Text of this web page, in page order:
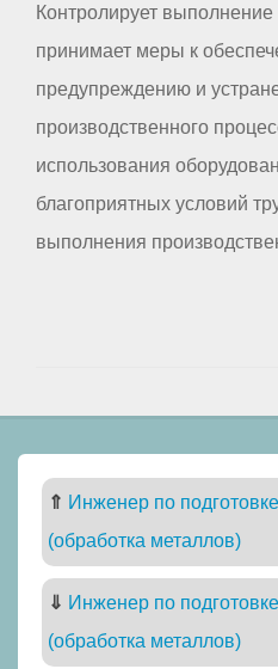
Контролирует
принимает меры к
предупреждению и
производственного
использования
благоприятных условий
выполнения
⇑ Инженер по
(обработка металлов)
⇓ Инженер по
(обработка металлов)